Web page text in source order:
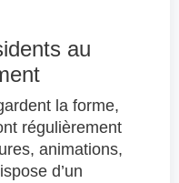
au
la forme,
régulièrement
animations,
d’un